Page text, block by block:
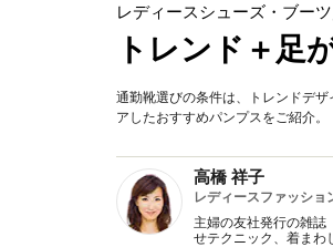
レディースシューズ・ブーツ
トレンド＋足
通勤靴選びの条件は、トレンドデ
アしたおすすめパンプスをご紹介。
高橋 祥子
レディースファッショ
主婦の友社発行の雑誌
せテクニック、着まわ